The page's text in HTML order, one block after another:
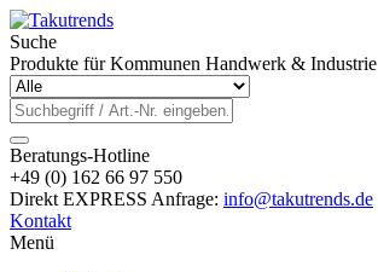
Suche
Produkte für Kommunen Handwerk & Industrie
Beratungs-Hotline
+49 (0) 162 66 97 550
Direkt EXPRESS Anfrage: info@takutrends.de
Kontakt
Menü